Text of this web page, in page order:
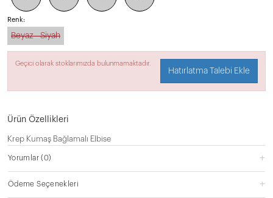
Renk:
Beyaz - Siyah
Geçici olarak stoklarımızda bulunmamaktadır.
Hatırlatma Talebi Ekle
Ürün Özellikleri
Krep Kumaş Bağlamalı Elbise
Yorumlar(0)
Ödeme Seçenekleri